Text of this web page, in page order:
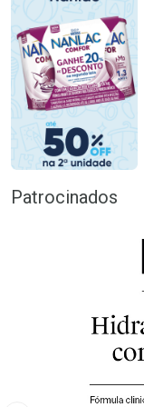
Patrocinados